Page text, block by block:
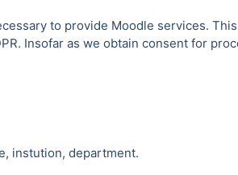
to provide Moodle services.
Insofar as we obtain consent for
instution, department.